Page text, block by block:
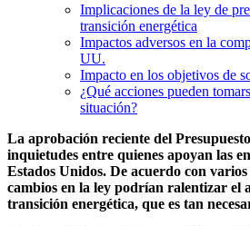
Implicaciones de la ley de
transición energética
Impactos adversos en la
UU.
Impacto en los objetivos de
¿Qué acciones pueden
situación?
La aprobación reciente del
inquietudes entre quienes apoyan las
Estados Unidos. De acuerdo con varios
cambios en la ley podrían ralentizar el
transición energética, que es tan